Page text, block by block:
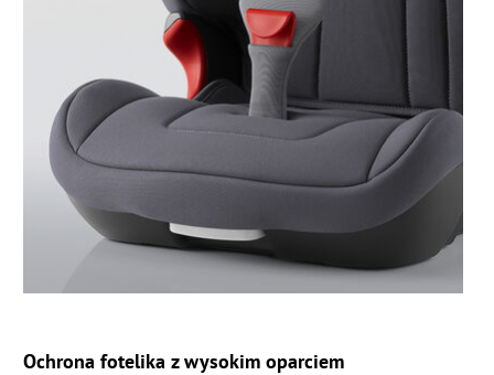
Ochrona fotelika z wysokim oparciem